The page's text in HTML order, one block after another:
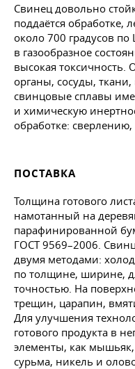
Свинец довольно
поддаётся обработке,
около 700 градусов
в газообразное
высокая
органы, сосуды,
свинцовые сплавы
и химическую
обработке:
ПОСТАВКА
Толщина готового
намотанный на
парафинированной
ГОСТ 9569–2006 .
двумя методами:
по толщине, ширине,
точностью. На
трещин, царапин,
Для улучшения
готового продукта в
элементы, как
сурьма, никель и